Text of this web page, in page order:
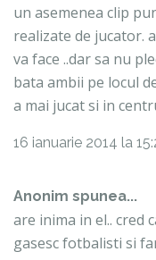
un asemenea clip
realizate de jucator.
va face ..dar sa nu
bata ambii pe locul
a mai jucat si in
16 ianuarie 2014 la
Anonim spunea...
are inima in el.. cred
gasesc fotbalisti si